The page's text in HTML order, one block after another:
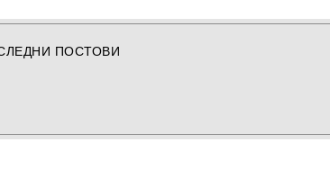
ПОСТОВИ